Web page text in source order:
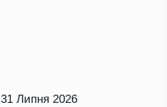
31 Липня 2026